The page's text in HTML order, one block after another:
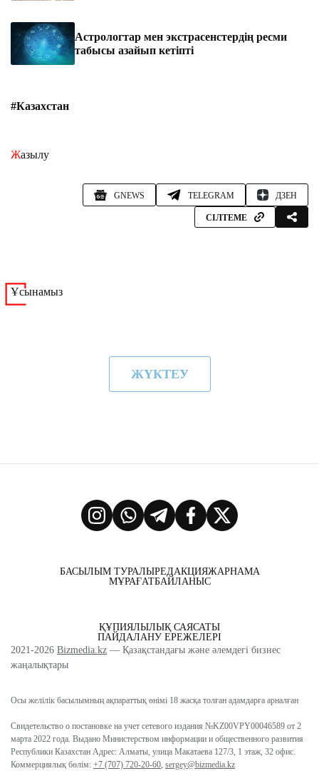
Астрологтар мен экстрасенстердің ресми
табысы азайып кетіпті
#Казахстан
Жазылу
GNEWS TELEGRAM ДЗЕН
СІЛТЕМЕ
Ұсынамыз
ЖҮКТЕУ
БАСЫЛЫМ ТУРАЛЫРЕДАКЦИЯЖАРНАМА
МҰРАҒАТБАЙЛАНЫС
ҚҰПИЯЛЫЛЫҚ САЯСАТЫ
ПАЙДАЛАНУ ЕРЕЖЕЛЕРІ
2021-2026 Bizmedia.kz — Қазақстандағы және әлемдегі бизнес
жаңалықтары
Осы желілік басылымның ақпараттық өнімі 18 жасқа толған адамдарға арналған
Свидетельство о постановке на учет сетевого издания №KZ00VPY00046589 от 2
марта 2022 года. Выдано Министерством информации и общественного развития
Республики Казахстан Адрес: Алматы, улица Макатаева 127/3, 1 этаж, 32 офис.
Коммерциялық бөлім: +7 (707) 720-20-60, sergey@bizmedia.kz